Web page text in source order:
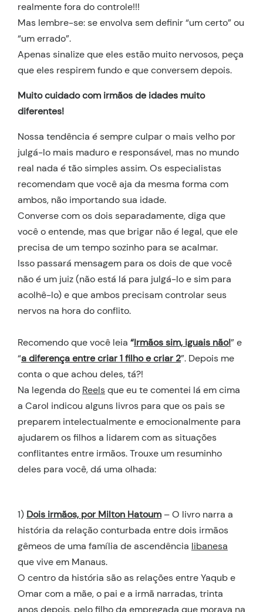
realmente fora do controle!!!
Mas lembre-se: se envolva sem definir “um certo” ou
“um errado”.
Apenas sinalize que eles estão muito nervosos, peça
que eles respirem fundo e que conversem depois.
Muito cuidado com irmãos de idades muito
diferentes!
Nossa tendência é sempre culpar o mais velho por
julgá-lo mais maduro e responsável, mas no mundo
real nada é tão simples assim. Os especialistas
recomendam que você aja da mesma forma com
ambos, não importando sua idade.
Converse com os dois separadamente, diga que
você o entende, mas que brigar não é legal, que ele
precisa de um tempo sozinho para se acalmar.
Isso passará mensagem para os dois de que você
não é um juiz (não está lá para julgá-lo e sim para
acolhê-lo) e que ambos precisam controlar seus
nervos na hora do conflito.
Recomendo que você leia “Irmãos sim, iguais não!” e
“a diferença entre criar 1 filho e criar 2”. Depois me
conta o que achou deles, tá?!
Na legenda do Reelsque eu te comentei lá em cima
a Carol indicou alguns livros para que os pais se
preparem intelectualmente e emocionalmente para
ajudarem os filhos a lidarem com as situações
conflitantes entre irmãos. Trouxe um resuminho
deles para você, dá uma olhada:
1) Dois irmãos, por Milton Hatoum – O livro narra a
história da relação conturbada entre dois irmãos
gêmeos de uma família de ascendência libanesa
que vive em Manaus.
O centro da história são as relações entre Yaqub e
Omar com a mãe, o pai e a irmã narradas, trinta